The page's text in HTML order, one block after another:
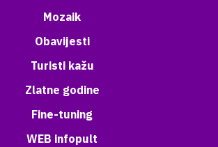
Mozaik
Obavijesti
Turisti kažu
Zlatne godine
Fine-tuning
WEB infopult